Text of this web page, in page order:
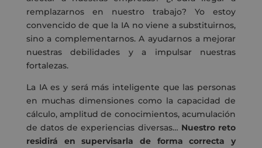
remplazarnos en nuestro trabajo? Yo estoy
convencido de que la IA no viene a substituirnos,
sino a complementarnos. A ayudarnos a mejorar
nuestras debilidades y a impulsar nuestras
fortalezas.
La IA es y será más inteligente que las personas
en muchas dimensiones como la capacidad de
cálculo, amplitud de conocimientos, acumulación
de datos de experiencias diversas… Nuestro reto
residirá en supervisarla de forma correcta y